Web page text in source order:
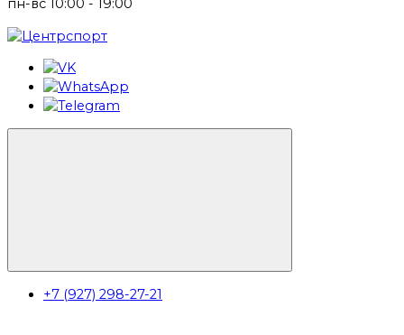
пн-вс 10:00 - 19:00
+7 (927) 298-27-21